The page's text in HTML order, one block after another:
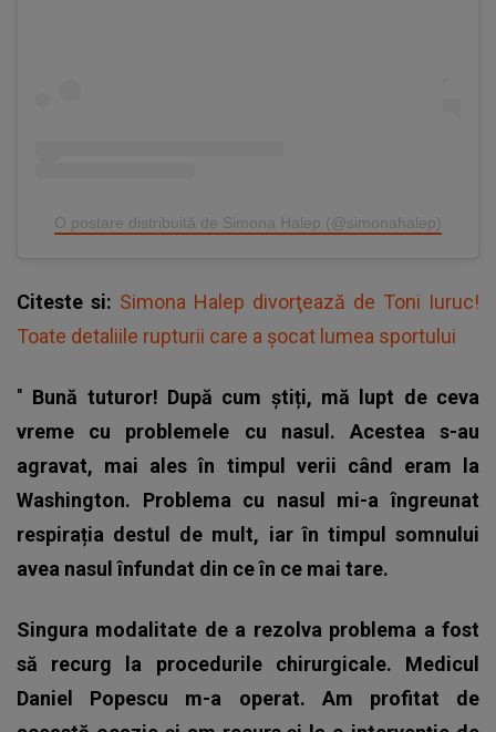
O postare distribuită de Simona Halep (@simonahalep)
Citeste si: Simona Halep divorţează de Toni Iuruc!
Toate detaliile rupturii care a şocat lumea sportului
" Bună tuturor! După cum știți, mă lupt de ceva
vreme cu problemele cu nasul. Acestea s-au
agravat, mai ales în timpul verii când eram la
Washington. Problema cu nasul mi-a îngreunat
respirația destul de mult, iar în timpul somnului
avea nasul înfundat din ce în ce mai tare.
Singura modalitate de a rezolva problema a fost
să recurg la procedurile chirurgicale. Medicul
Daniel Popescu m-a operat. Am profitat de